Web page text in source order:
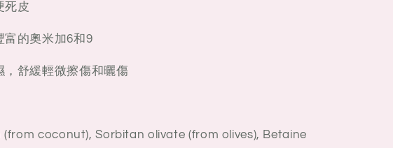
死皮
富的奧米加6和9
，舒緩輕微擦傷和曬傷
(from coconut), Sorbitan olivate (from olives), Betaine